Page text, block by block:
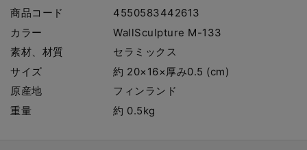
商品コード
4550583442613
カラー
WallSculpture M-133
素材、材質
セラミックス
サイズ
約 20×16×厚み0.5 (cm)
原産地
フィンランド
重量
約 0.5kg